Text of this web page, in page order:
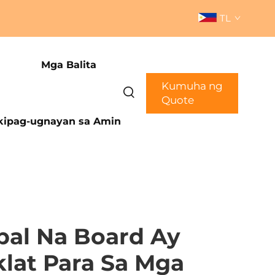
TL
Mga Balita
ugnayan sa Amin
Kumuha ng
Quote
Na Board Ay
Para Sa Mga